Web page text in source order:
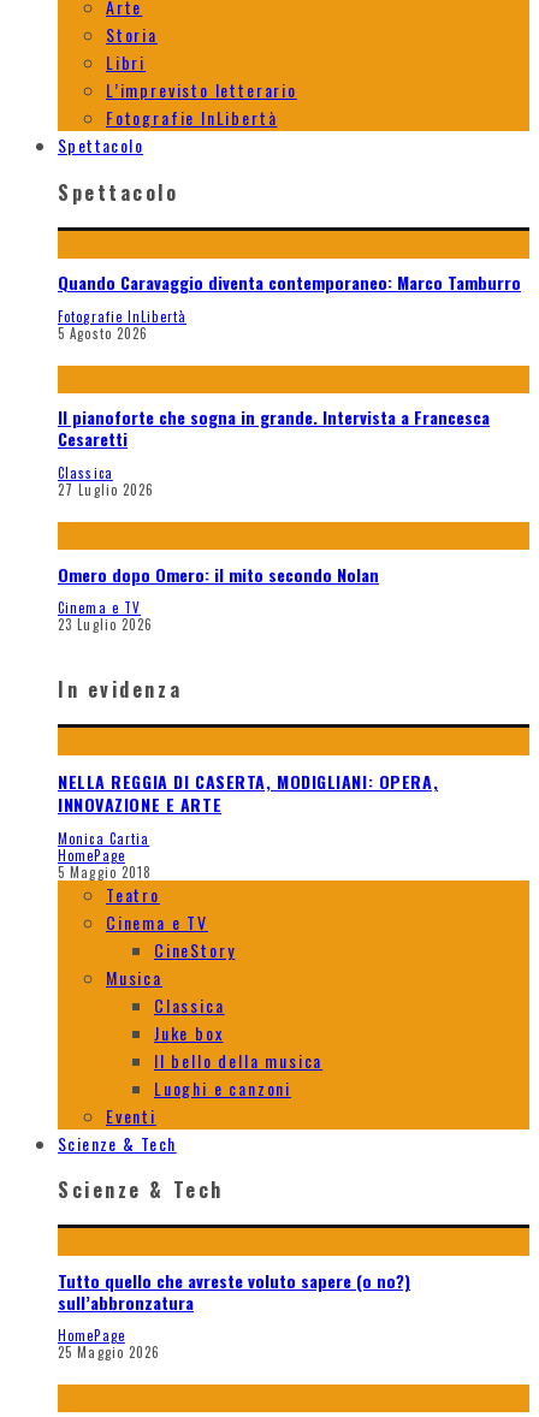
Arte
Storia
Libri
L’imprevisto letterario
Fotografie InLibertà
Spettacolo
Spettacolo
Quando Caravaggio diventa contemporaneo: Marco Tamburro
Fotografie InLibertà
5 Agosto 2026
Il pianoforte che sogna in grande. Intervista a Francesca
Cesaretti
Classica
27 Luglio 2026
Omero dopo Omero: il mito secondo Nolan
Cinema e TV
23 Luglio 2026
In evidenza
NELLA REGGIA DI CASERTA, MODIGLIANI: OPERA,
INNOVAZIONE E ARTE
Monica Cartia
HomePage
5 Maggio 2018
Teatro
Cinema e TV
CineStory
Musica
Classica
Juke box
Il bello della musica
Luoghi e canzoni
Eventi
Scienze & Tech
Scienze & Tech
Tutto quello che avreste voluto sapere (o no?)
sull’abbronzatura
HomePage
25 Maggio 2026